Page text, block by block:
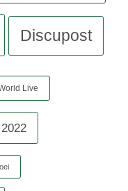
Discupost
Live